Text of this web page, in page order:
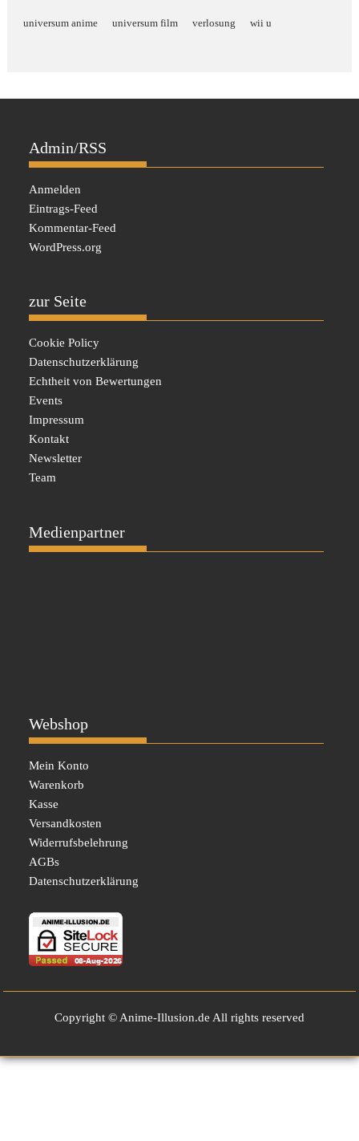
universum anime universum film verlosung wii u
Admin/RSS
Anmelden
Eintrags-Feed
Kommentar-Feed
WordPress.org
zur Seite
Cookie Policy
Datenschutzerklärung
Echtheit von Bewertungen
Events
Impressum
Kontakt
Newsletter
Team
Medienpartner
Webshop
Mein Konto
Warenkorb
Kasse
Versandkosten
Widerrufsbelehrung
AGBs
Datenschutzerklärung
Copyright © Anime-Illusion.de All rights reserved